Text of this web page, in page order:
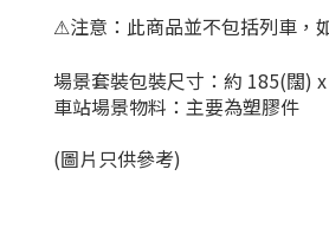
⚠注意： 此商品並不包括列車，
場景套裝包裝尺寸：約 185(闊)
車站場景物料：主要為塑膠件
(圖片只供參考)